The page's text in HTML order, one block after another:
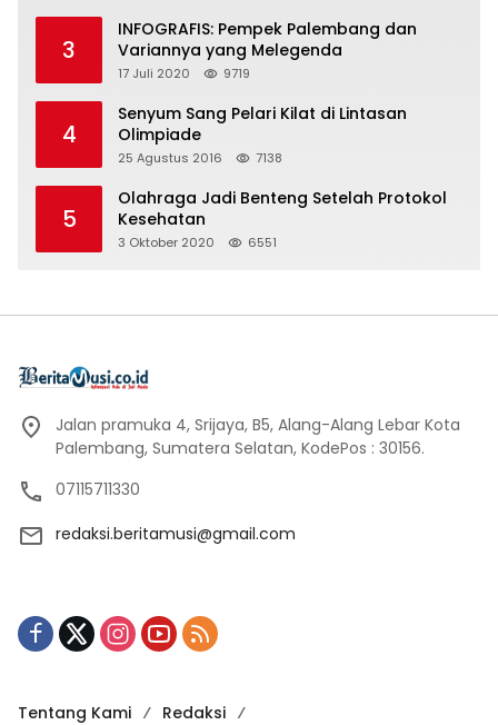
3
INFOGRAFIS: Pempek Palembang dan
Variannya yang Melegenda
17 Juli 2020 9719
4
Senyum Sang Pelari Kilat di Lintasan
Olimpiade
25 Agustus 2016 7138
5
Olahraga Jadi Benteng Setelah Protokol
Kesehatan
3 Oktober 2020 6551
Jalan pramuka 4, Srijaya, B5, Alang-Alang Lebar Kota
Palembang, Sumatera Selatan, KodePos : 30156.
07115711330
redaksi.beritamusi@gmail.com
Tentang Kami Redaksi